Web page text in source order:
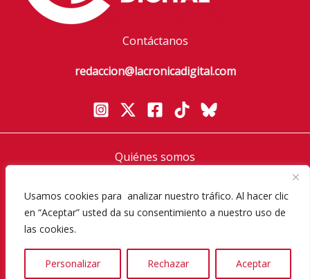
Usamos cookies para analizar nuestro tráfico. Al hacer clic
en “Aceptar” usted da su consentimiento a nuestro uso de
las cookies.
Personalizar Rechazar Aceptar
Contáctanos
redaccion@lacronicadigital.com
Quiénes somos
Aviso Legal
Política de cookies
Copyright © 2026 La Crónica Digital